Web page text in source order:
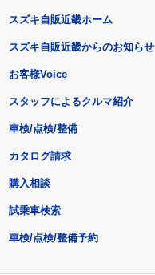
スズキ自販近畿ホーム
スズキ自販近畿からのお知らせ
お客様Voice
スタッフによるクルマ紹介
車検/点検/整備
カタログ請求
購入相談
試乗車検索
車検/点検/整備予約